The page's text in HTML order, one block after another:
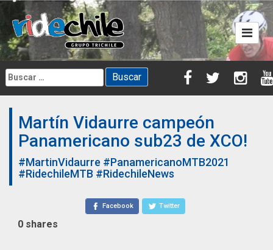
Skip
content
Buscar:
Martín Vidaurre campeón
Panamericano sub23 de XCO!
#MartinVidaurre #PanamericanoMTB2021
#RidechileMTB #RidechileNews
Facebook Twitter
0 shares